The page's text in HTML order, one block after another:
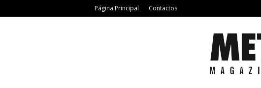
Página Principal Contactos